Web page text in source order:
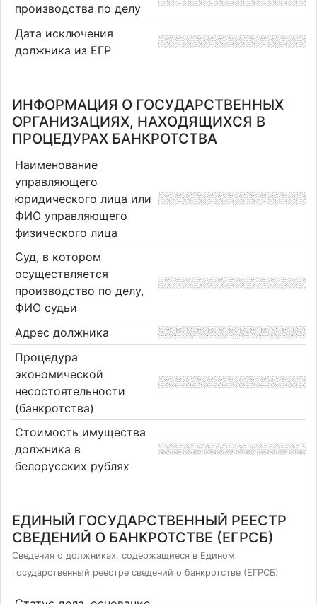
производства по делу
Дата исключения
должника из ЕГР
ИНФОРМАЦИЯ О ГОСУДАРСТВЕННЫХ
ОРГАНИЗАЦИЯХ, НАХОДЯЩИХСЯ В
ПРОЦЕДУРАХ БАНКРОТСТВА
Наименование
управляющего
юридического лица или
ФИО управляющего
физического лица
Суд, в котором
осуществляется
производство по делу,
ФИО судьи
Адрес должника
Процедура
экономической
несостоятельности
(банкротства)
Стоимость имущества
должника в
белорусских рублях
ЕДИНЫЙ ГОСУДАРСТВЕННЫЙ РЕЕСТР
СВЕДЕНИЙ О БАНКРОТСТВЕ (ЕГРСБ)
Сведения о должниках, содержащиеся в Едином
государственный реестре сведений о банкротстве (ЕГРСБ)